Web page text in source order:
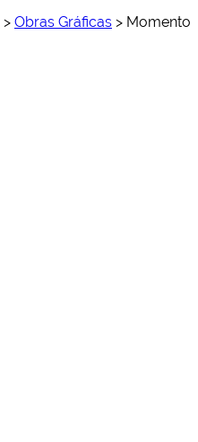
> Obras Gráficas > Momento